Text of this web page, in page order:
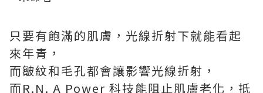
只要有飽滿的肌膚，光線折射下就能看起
來年青，
而皺紋和毛孔都會讓影響光線折射，
而R.N. A Power 科技能阻止肌膚老化，抵